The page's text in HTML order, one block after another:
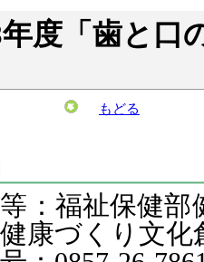
度「歯と口
もどる
等：福祉保健
康づくり文